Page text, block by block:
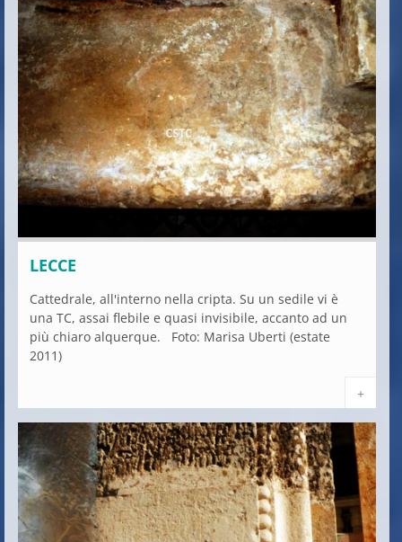
LECCE
Cattedrale, all'interno nella cripta. Su un sedile vi è
una TC, assai flebile e quasi invisibile, accanto ad un
più chiaro alquerque. Foto: Marisa Uberti (estate
2011)
+